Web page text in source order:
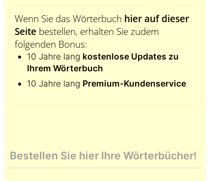
Wenn Sie das Wörterbuch hier auf dieser
Seite bestellen, erhalten Sie zudem
folgenden Bonus:
10 Jahre lang kostenlose Updates zu
Ihrem Wörterbuch
10 Jahre lang Premium-Kundenservice
Bestellen Sie hier Ihre Wörterbücher!